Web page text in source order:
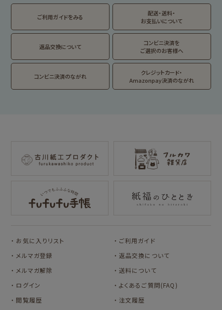
フルカワはんこの商品を見る スタンプパッドの商品を見る
トビマツショウイチ
ロウ
トコロコムギ
アルプスの少女ハイ
ジ
Lipton BEAR'S
カルビーレトロ
サンリオキャラクタ
ーズ
フルーツマーケット
お菓子などうぶつ
工房
キャラクター別
サンリオキャラクタ
ーズ
コラボ別
TEA STAND
翠 sui の商品を見る 結々 yuiyui の商品を見る
ご利用ガイドをみる
配送・送料・
お支払いについて
返品交換について
コンビニ決済を
ご選択のお客様へ
コンビニ決済のながれ
クレジットカード・
Amazonpay決済のながれ
お気に入りリスト
メルマガ登録
メルマガ解除
ログイン
ご利用ガイド
返品交換について
送料について
よくあるご質問(FAQ)
閲覧履歴
注文履歴